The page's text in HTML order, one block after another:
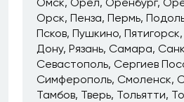
Орск Пенза Пермь
Псков Пушкино Пятигорск
Дону Рязань Самара
Севастополь Сергиев
Симферополь Смоленск
Тамбов Тверь Тольятти